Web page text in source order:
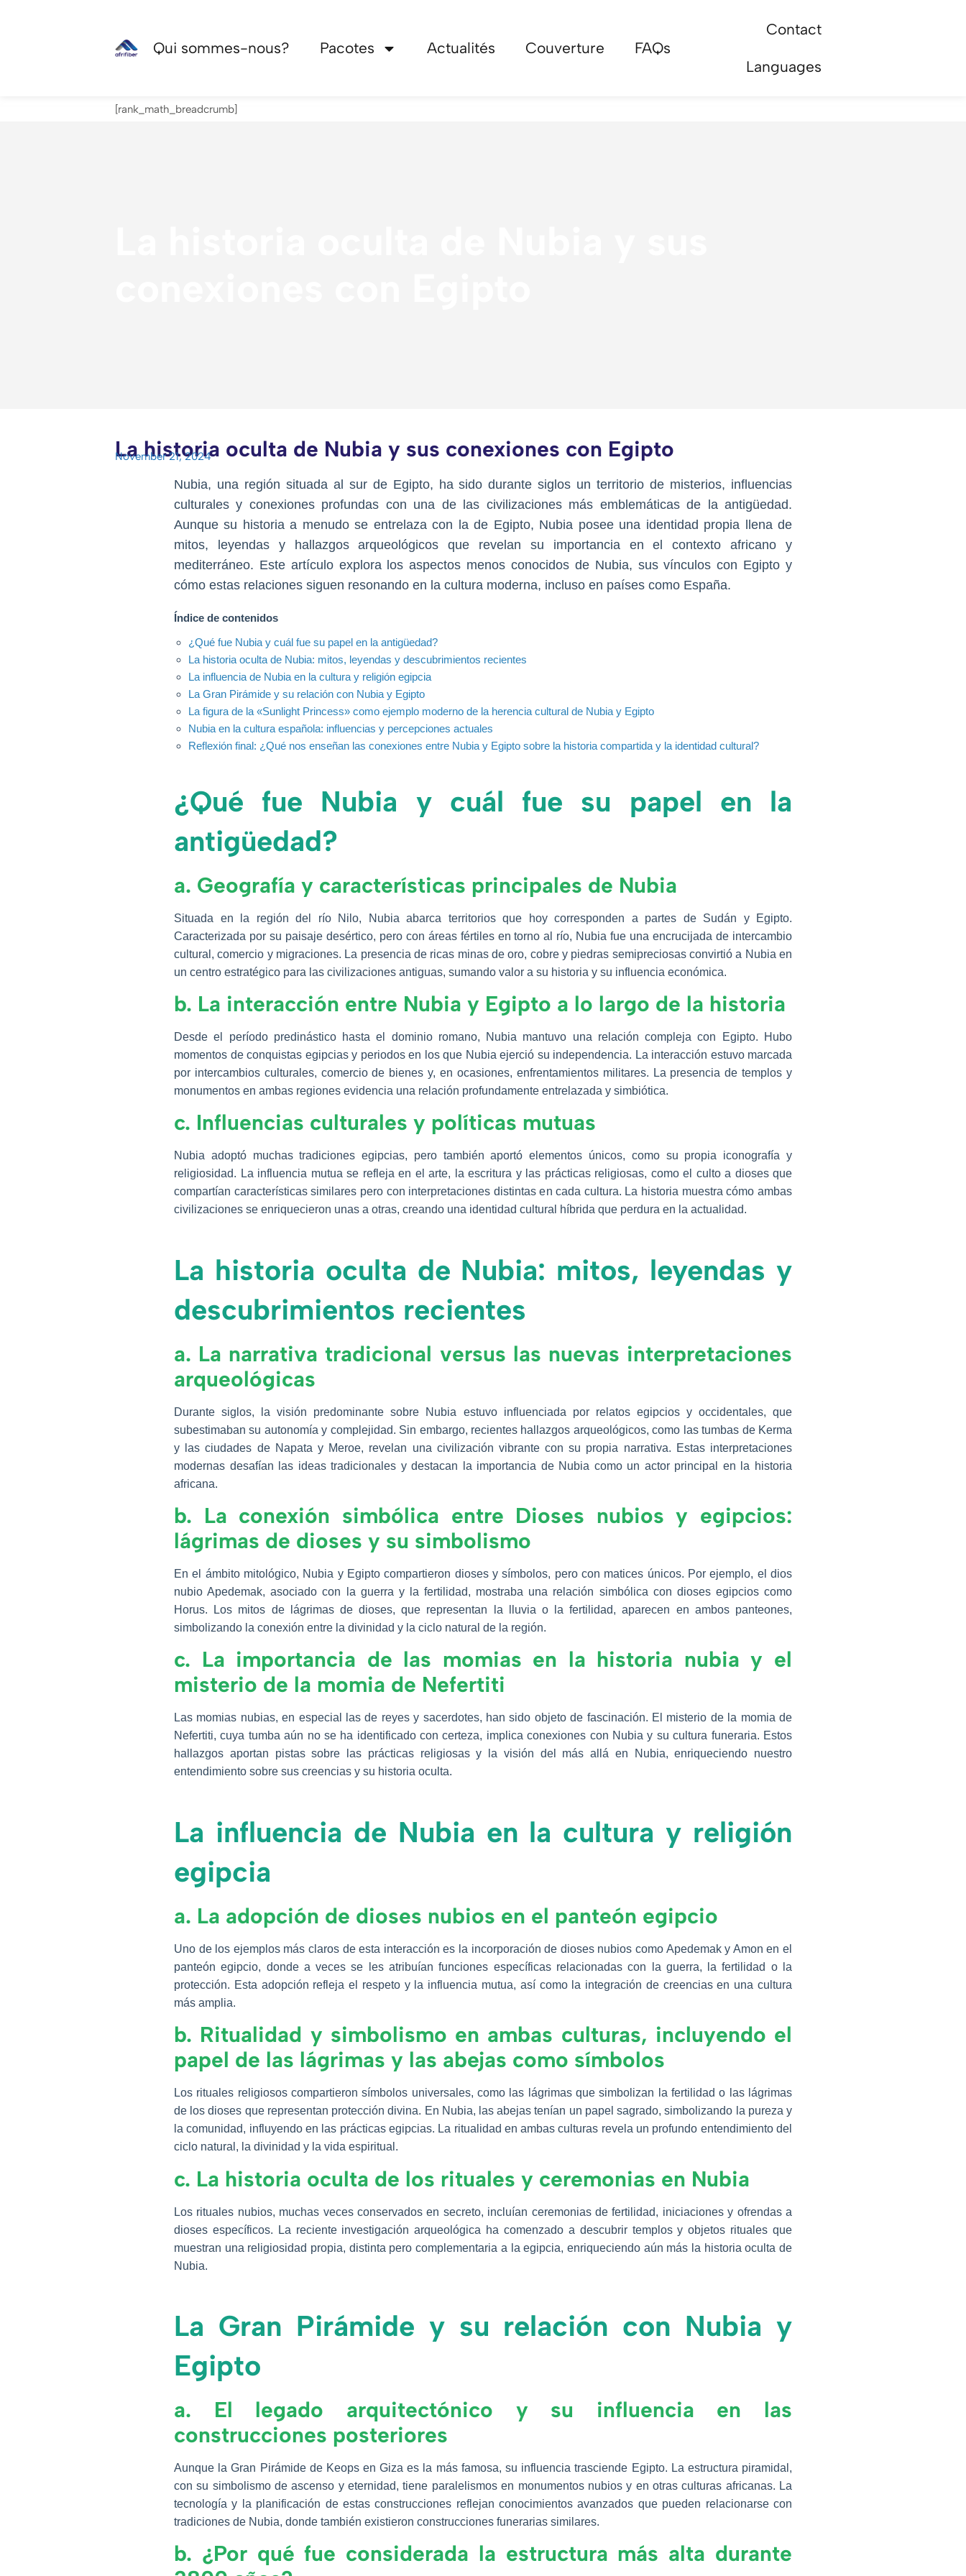
Qui sommes-nous? Pacotes Actualités Couverture FAQs
Contact
Languages
[rank_math_breadcrumb]
La historia oculta de Nubia y sus conexiones con Egipto
November 21, 2024
Nubia, una región situada al sur de Egipto, ha sido durante siglos un territorio de misterios, influencias
culturales y conexiones profundas con una de las civilizaciones más emblemáticas de la antigüedad.
Aunque su historia a menudo se entrelaza con la de Egipto, Nubia posee una identidad propia llena de
mitos, leyendas y hallazgos arqueológicos que revelan su importancia en el contexto africano y
mediterráneo. Este artículo explora los aspectos menos conocidos de Nubia, sus vínculos con Egipto y
cómo estas relaciones siguen resonando en la cultura moderna, incluso en países como España.
Índice de contenidos
¿Qué fue Nubia y cuál fue su papel en la antigüedad?
La historia oculta de Nubia: mitos, leyendas y descubrimientos recientes
La influencia de Nubia en la cultura y religión egipcia
La Gran Pirámide y su relación con Nubia y Egipto
La figura de la «Sunlight Princess» como ejemplo moderno de la herencia cultural de Nubia y Egipto
Nubia en la cultura española: influencias y percepciones actuales
Reflexión final: ¿Qué nos enseñan las conexiones entre Nubia y Egipto sobre la historia compartida y la identidad cultural?
¿Qué fue Nubia y cuál fue su papel en la
antigüedad?
a. Geografía y características principales de Nubia
Situada en la región del río Nilo, Nubia abarca territorios que hoy corresponden a partes de Sudán y Egipto.
Caracterizada por su paisaje desértico, pero con áreas fértiles en torno al río, Nubia fue una encrucijada de intercambio
cultural, comercio y migraciones. La presencia de ricas minas de oro, cobre y piedras semipreciosas convirtió a Nubia en
un centro estratégico para las civilizaciones antiguas, sumando valor a su historia y su influencia económica.
b. La interacción entre Nubia y Egipto a lo largo de la historia
Desde el período predinástico hasta el dominio romano, Nubia mantuvo una relación compleja con Egipto. Hubo
momentos de conquistas egipcias y periodos en los que Nubia ejerció su independencia. La interacción estuvo marcada
por intercambios culturales, comercio de bienes y, en ocasiones, enfrentamientos militares. La presencia de templos y
monumentos en ambas regiones evidencia una relación profundamente entrelazada y simbiótica.
c. Influencias culturales y políticas mutuas
Nubia adoptó muchas tradiciones egipcias, pero también aportó elementos únicos, como su propia iconografía y
religiosidad. La influencia mutua se refleja en el arte, la escritura y las prácticas religiosas, como el culto a dioses que
compartían características similares pero con interpretaciones distintas en cada cultura. La historia muestra cómo ambas
civilizaciones se enriquecieron unas a otras, creando una identidad cultural híbrida que perdura en la actualidad.
La historia oculta de Nubia: mitos, leyendas y
descubrimientos recientes
a. La narrativa tradicional versus las nuevas interpretaciones
arqueológicas
Durante siglos, la visión predominante sobre Nubia estuvo influenciada por relatos egipcios y occidentales, que
subestimaban su autonomía y complejidad. Sin embargo, recientes hallazgos arqueológicos, como las tumbas de Kerma
y las ciudades de Napata y Meroe, revelan una civilización vibrante con su propia narrativa. Estas interpretaciones
modernas desafían las ideas tradicionales y destacan la importancia de Nubia como un actor principal en la historia
africana.
b. La conexión simbólica entre Dioses nubios y egipcios:
lágrimas de dioses y su simbolismo
En el ámbito mitológico, Nubia y Egipto compartieron dioses y símbolos, pero con matices únicos. Por ejemplo, el dios
nubio Apedemak, asociado con la guerra y la fertilidad, mostraba una relación simbólica con dioses egipcios como
Horus. Los mitos de lágrimas de dioses, que representan la lluvia o la fertilidad, aparecen en ambos panteones,
simbolizando la conexión entre la divinidad y la ciclo natural de la región.
c. La importancia de las momias en la historia nubia y el
misterio de la momia de Nefertiti
Las momias nubias, en especial las de reyes y sacerdotes, han sido objeto de fascinación. El misterio de la momia de
Nefertiti, cuya tumba aún no se ha identificado con certeza, implica conexiones con Nubia y su cultura funeraria. Estos
hallazgos aportan pistas sobre las prácticas religiosas y la visión del más allá en Nubia, enriqueciendo nuestro
entendimiento sobre sus creencias y su historia oculta.
La influencia de Nubia en la cultura y religión
egipcia
a. La adopción de dioses nubios en el panteón egipcio
Uno de los ejemplos más claros de esta interacción es la incorporación de dioses nubios como Apedemak y Amon en el
panteón egipcio, donde a veces se les atribuían funciones específicas relacionadas con la guerra, la fertilidad o la
protección. Esta adopción refleja el respeto y la influencia mutua, así como la integración de creencias en una cultura
más amplia.
b. Ritualidad y simbolismo en ambas culturas, incluyendo el
papel de las lágrimas y las abejas como símbolos
Los rituales religiosos compartieron símbolos universales, como las lágrimas que simbolizan la fertilidad o las lágrimas
de los dioses que representan protección divina. En Nubia, las abejas tenían un papel sagrado, simbolizando la pureza y
la comunidad, influyendo en las prácticas egipcias. La ritualidad en ambas culturas revela un profundo entendimiento del
ciclo natural, la divinidad y la vida espiritual.
c. La historia oculta de los rituales y ceremonias en Nubia
Los rituales nubios, muchas veces conservados en secreto, incluían ceremonias de fertilidad, iniciaciones y ofrendas a
dioses específicos. La reciente investigación arqueológica ha comenzado a descubrir templos y objetos rituales que
muestran una religiosidad propia, distinta pero complementaria a la egipcia, enriqueciendo aún más la historia oculta de
Nubia.
La Gran Pirámide y su relación con Nubia y
Egipto
a. El legado arquitectónico y su influencia en las
construcciones posteriores
Aunque la Gran Pirámide de Keops en Giza es la más famosa, su influencia trasciende Egipto. La estructura piramidal,
con su simbolismo de ascenso y eternidad, tiene paralelismos en monumentos nubios y en otras culturas africanas. La
tecnología y la planificación de estas construcciones reflejan conocimientos avanzados que pueden relacionarse con
tradiciones de Nubia, donde también existieron construcciones funerarias similares.
b. ¿Por qué fue considerada la estructura más alta durante